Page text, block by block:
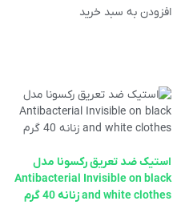
افزودن به سبد خرید
استیک ضد تعریق رکسونا مدل
Antibacterial Invisible on black
and white clothes زنانه 40 گرم